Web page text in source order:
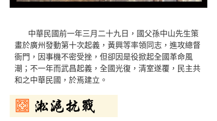
中華民國前一年三月二十九日，國父孫中山先生策
畫於廣州發動第十次起義，黃興等率領同志，進攻總督
衙門，因事機不密受挫，但卻因是役掀起全國革命風
潮；不一年而武昌起義，全國光復，清室遂覆，民主共
和之中華民國，於焉建立。